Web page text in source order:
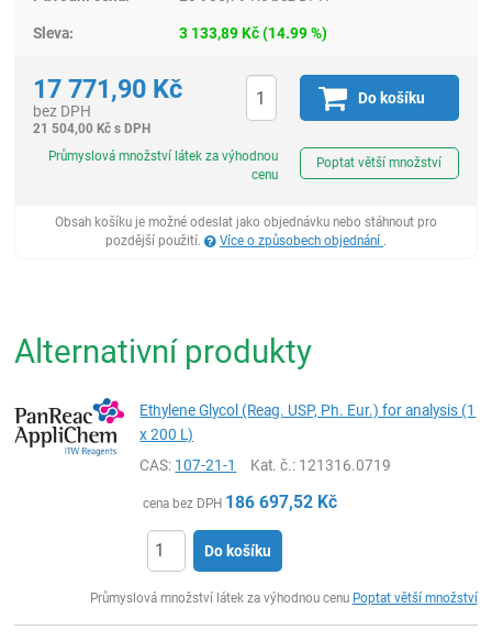
Sleva: 3 133,89Kč(14.99%)
17 771,90 Kč
bez DPH
21 504,00 Kč s DPH
Do košíku
Průmyslová množství látek za výhodnou
cenu
Poptat větší množství
Obsah košíku je možné odeslat jako objednávku nebo stáhnout pro
pozdější použití.
Více o způsobech objednání
Alternativní produkty
Ethylene Glycol (Reag. USP, Ph. Eur.) for analysis (1
x 200 L)
CAS: 107-21-1 Kat. č.: 121316.0719
cena bez DPH 186 697,52 Kč
Do košíku
Průmyslová množství látek za výhodnou cenu Poptat větší množství